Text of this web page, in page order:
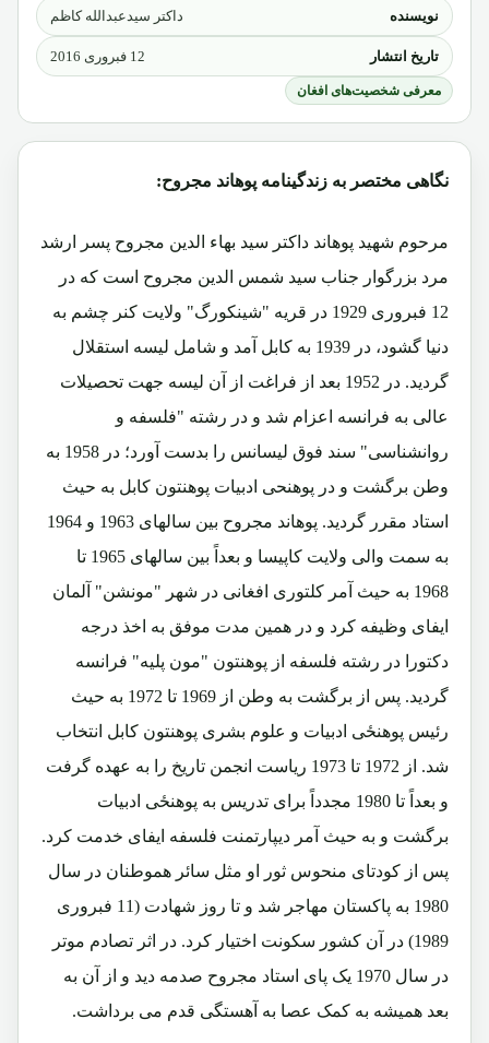
نویسنده داکتر سیدعبدالله کاظم
تاریخ انتشار 12 فبروری 2016
معرفی شخصیت‌های افغان
نگاهی مختصر به زندگینامه پوهاند مجروح:
مرحوم شهید پوهاند داکتر سید بهاء الدین مجروح پسر ارشد
مرد بزرگوار جناب سید شمس الدین مجروح است که در
12 فبروری 1929 در قریه "شینکورگ" ولایت کنر چشم به
دنیا گشود، در 1939 به کابل آمد و شامل لیسه استقلال
گردید. در 1952 بعد از فراغت از آن لیسه جهت تحصیلات
عالی به فرانسه اعزام شد و در رشته "فلسفه و
روانشناسی" سند فوق لیسانس را بدست آورد؛ در 1958 به
وطن برگشت و در پوهنحی ادبیات پوهنتون کابل به حیث
استاد مقرر گردید. پوهاند مجروح بین سالهای 1963 و 1964
به سمت والی ولایت کاپیسا و بعداً بین سالهای 1965 تا
1968 به حیث آمر کلتوری افغانی در شهر "مونشن" آلمان
ایفای وظیفه کرد و در همین مدت موفق به اخذ درجه
دکتورا در رشته فلسفه از پوهنتون "مون پلیه" فرانسه
گردید. پس از برگشت به وطن از 1969 تا 1972 به حیث
رئیس پوهنځی ادبیات و علوم بشری پوهنتون کابل انتخاب
شد. از 1972 تا 1973 ریاست انجمن تاریخ را به عهده گرفت
و بعداً تا 1980 مجدداً برای تدریس به پوهنځی ادبیات
برگشت و به حیث آمر دیپارتمنت فلسفه ایفای خدمت کرد.
پس از کودتای منحوس ثور او مثل سائر هموطنان در سال
1980 به پاکستان مهاجر شد و تا روز شهادت (11 فبروری
1989) در آن کشور سکونت اختیار کرد. در اثر تصادم موتر
در سال 1970 یک پای استاد مجروح صدمه دید و از آن به
بعد همیشه به کمک عصا به آهستگی قدم می برداشت.